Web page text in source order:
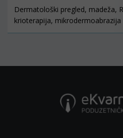
Dermatološki pregled, madeža,
krioterapija, mikrodermoabrazija